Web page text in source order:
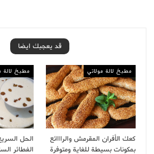
قد يعجبك ايضا
مطبخ لالة مولاتي
كعك الأفران المقرمش والرااائع
بمكونات بسيطة للغاية ومتوفرة
مطبخ لالة
الحل
الفطائر